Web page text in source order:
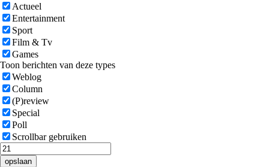
Actueel
Entertainment
Sport
Film & Tv
Games
Toon berichten van deze types
Weblog
Column
(P)review
Special
Poll
Scrollbar gebruiken
opslaan